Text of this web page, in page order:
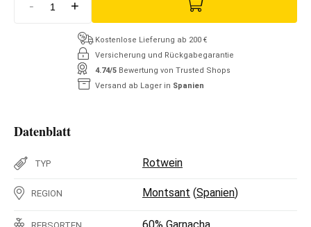
- +
Kostenlose Lieferung ab 200 €
Versicherung und Rückgabegarantie
4.74/5 Bewertung von Trusted Shops
Versand ab Lager in Spanien
Datenblatt
TYP Rotwein
REGION Montsant (Spanien)
REBSORTEN 60% Garnacha